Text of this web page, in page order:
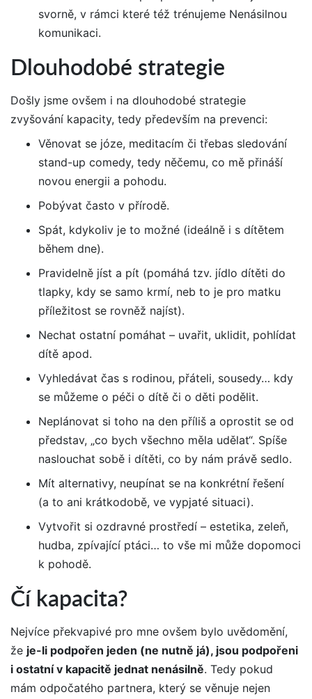
svorně, v rámci které též trénujeme Nenásilnou
komunikaci.
Dlouhodobé strategie
Došly jsme ovšem i na dlouhodobé strategie
zvyšování kapacity, tedy především na prevenci:
Věnovat se józe, meditacím či třebas sledování
stand-up comedy, tedy něčemu, co mě přináší
novou energii a pohodu.
Pobývat často v přírodě.
Spát, kdykoliv je to možné (ideálně i s dítětem
během dne).
Pravidelně jíst a pít (pomáhá tzv. jídlo dítěti do
tlapky, kdy se samo krmí, neb to je pro matku
příležitost se rovněž najíst).
Nechat ostatní pomáhat – uvařit, uklidit, pohlídat
dítě apod.
Vyhledávat čas s rodinou, přáteli, sousedy… kdy
se můžeme o péči o dítě či o děti podělit.
Neplánovat si toho na den příliš a oprostit se od
představ, „co bych všechno měla udělat“. Spíše
naslouchat sobě i dítěti, co by nám právě sedlo.
Mít alternativy, neupínat se na konkrétní řešení
(a to ani krátkodobě, ve vypjaté situaci).
Vytvořit si ozdravné prostředí – estetika, zeleň,
hudba, zpívající ptáci… to vše mi může dopomoci
k pohodě.
Čí kapacita?
Nejvíce překvapivé pro mne ovšem bylo uvědomění,
že je-li podpořen jeden (ne nutně já), jsou podpořeni
i ostatní v kapacitě jednat nenásilně. Tedy pokud
mám odpočatého partnera, který se věnuje nejen